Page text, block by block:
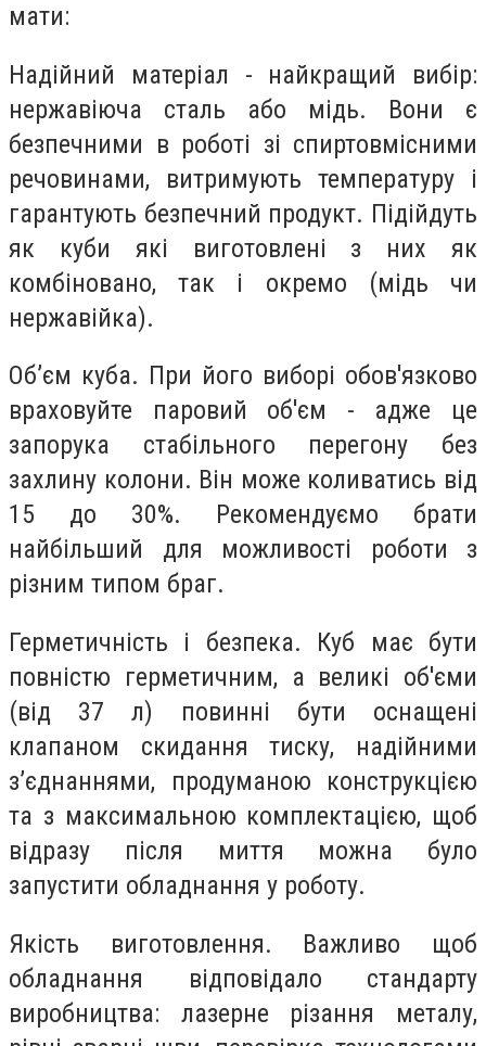
мати:
Надійний матеріал - найкращий вибір:
нержавіюча сталь або мідь. Вони є
безпечними в роботі зі спиртовмісними
речовинами, витримують температуру і
гарантують безпечний продукт. Підійдуть
як куби які виготовлені з них як
комбіновано, так і окремо (мідь чи
нержавійка).
Об’єм куба. При його виборі обов'язково
враховуйте паровий об'єм - адже це
запорука стабільного перегону без
захлину колони. Він може коливатись від
15 до 30%. Рекомендуємо брати
найбільший для можливості роботи з
різним типом браг.
Герметичність і безпека. Куб має бути
повністю герметичним, а великі об'єми
(від 37 л) повинні бути оснащені
клапаном скидання тиску, надійними
з’єднаннями, продуманою конструкцією
та з максимальною комплектацією, щоб
відразу після миття можна було
запустити обладнання у роботу.
Якість виготовлення. Важливо щоб
обладнання відповідало стандарту
виробництва: лазерне різання металу,